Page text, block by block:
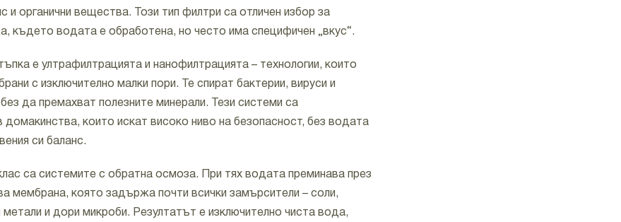
и органични вещества. Този тип филтри са отличен избор за
където водата е обработена, но често има специфичен „вкус“.
е ултрафилтрацията и нанофилтрацията – технологии, които
с изключително малки пори. Те спират бактерии, вируси и
да премахват полезните минерали. Тези системи са
домакинства, които искат високо ниво на безопасност, без водата
си баланс.
са системите с обратна осмоза. При тях водата преминава през
мембрана, която задържа почти всички замърсители – соли,
метали и дори микроби. Резултатът е изключително чиста вода,